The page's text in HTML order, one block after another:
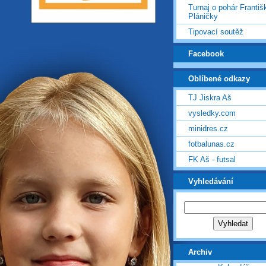
Turnaj o pohár
Pláničky
Tipovací soutěž
Facebook
Oblíbené odkazy
TJ Jiskra Aš
vysledky.com
minidres.cz
fotbalunas.cz
FK Aš - futsal
Vyhledávání
Archiv